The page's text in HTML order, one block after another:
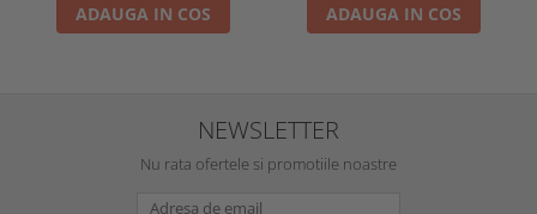
ADAUGA IN COS ADAUGA IN COS
NEWSLETTER
Nu rata ofertele si promotiile noastre